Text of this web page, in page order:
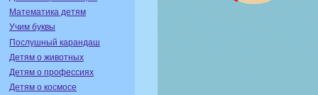
Математика детям
Учим буквы
Послушный карандаш
Детям о животных
Детям о профессиях
Детям о космосе